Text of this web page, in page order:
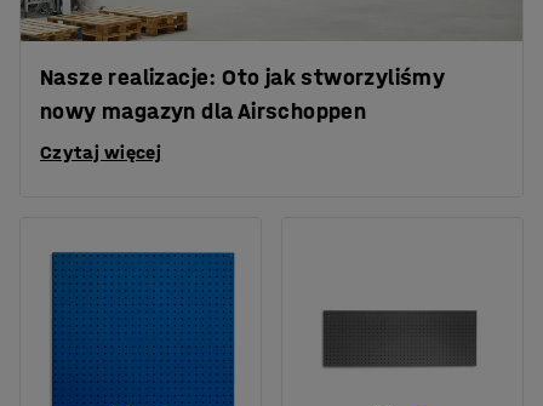
Nasze realizacje: Oto jak stworzyliśmy
nowy magazyn dla Airschoppen
Czytaj więcej